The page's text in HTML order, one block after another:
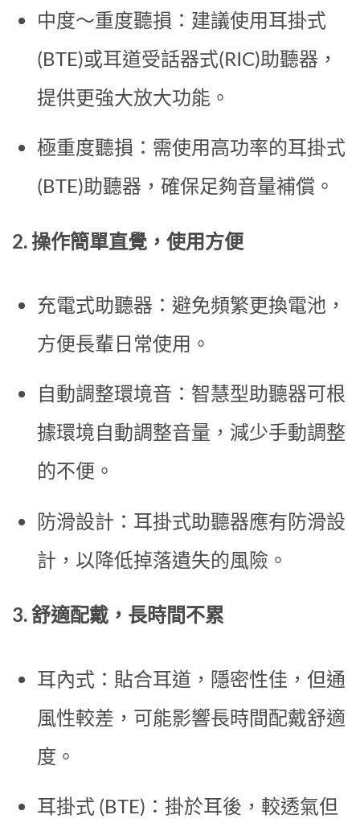
中度～重度聽損：建議使用耳掛式
(BTE)或耳道受話器式(RIC)助聽器，
提供更強大放大功能。
極重度聽損：需使用高功率的耳掛式
(BTE)助聽器，確保足夠音量補償。
2. 操作簡單直覺，使用方便
充電式助聽器：避免頻繁更換電池，
方便長輩日常使用。
自動調整環境音：智慧型助聽器可根
據環境自動調整音量，減少手動調整
的不便。
防滑設計：耳掛式助聽器應有防滑設
計，以降低掉落遺失的風險。
3. 舒適配戴，長時間不累
耳內式：貼合耳道，隱密性佳，但通
風性較差，可能影響長時間配戴舒適
度。
耳掛式 (BTE)：掛於耳後，較透氣但